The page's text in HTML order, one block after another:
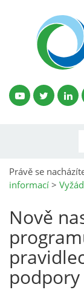
Právě se
informací >
Nově
podpory